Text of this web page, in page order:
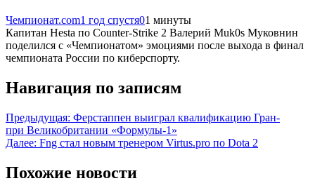
Чемпионат.com1 год спустя01 минуты
Капитан Hesta по Counter-Strike 2 Валерий Muk0s Муковнин
поделился с «Чемпионатом» эмоциями после выхода в финал
чемпионата России по киберспорту.
Навигация по записям
Предыдущая: Ферстаппен выиграл квалификацию Гран-
при Великобритании «Формулы-1»
Далее: Fng стал новым тренером Virtus.pro по Dota 2
Похожие новости